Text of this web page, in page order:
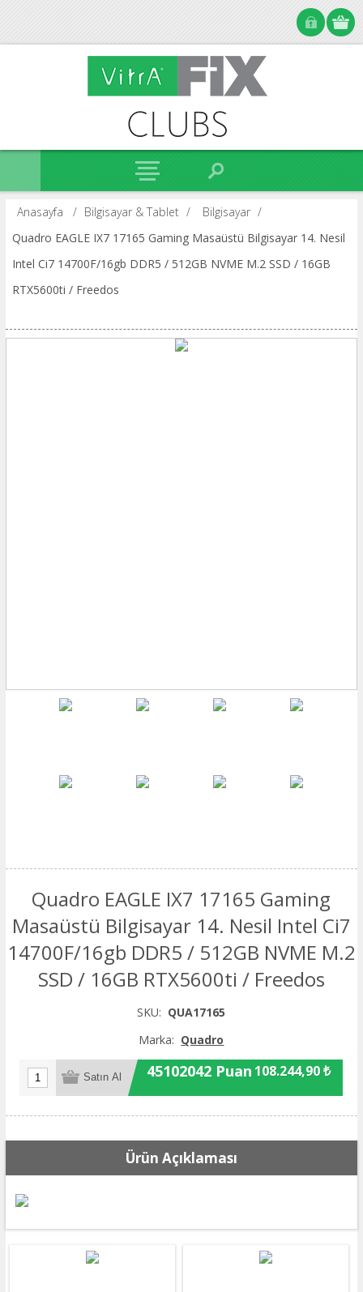
Anasayfa / Bilgisayar & Tablet / Bilgisayar /
Quadro EAGLE IX7 17165 Gaming Masaüstü Bilgisayar 14. Nesil
Intel Ci7 14700F/16gb DDR5 / 512GB NVME M.2 SSD / 16GB
RTX5600ti / Freedos
Quadro EAGLE IX7 17165 Gaming
Masaüstü Bilgisayar 14. Nesil Intel Ci7
14700F/16gb DDR5 / 512GB NVME M.2
SSD / 16GB RTX5600ti / Freedos
SKU: QUA17165
Marka: Quadro
45102042 Puan 108.244,90 ₺
Ürün Açıklaması